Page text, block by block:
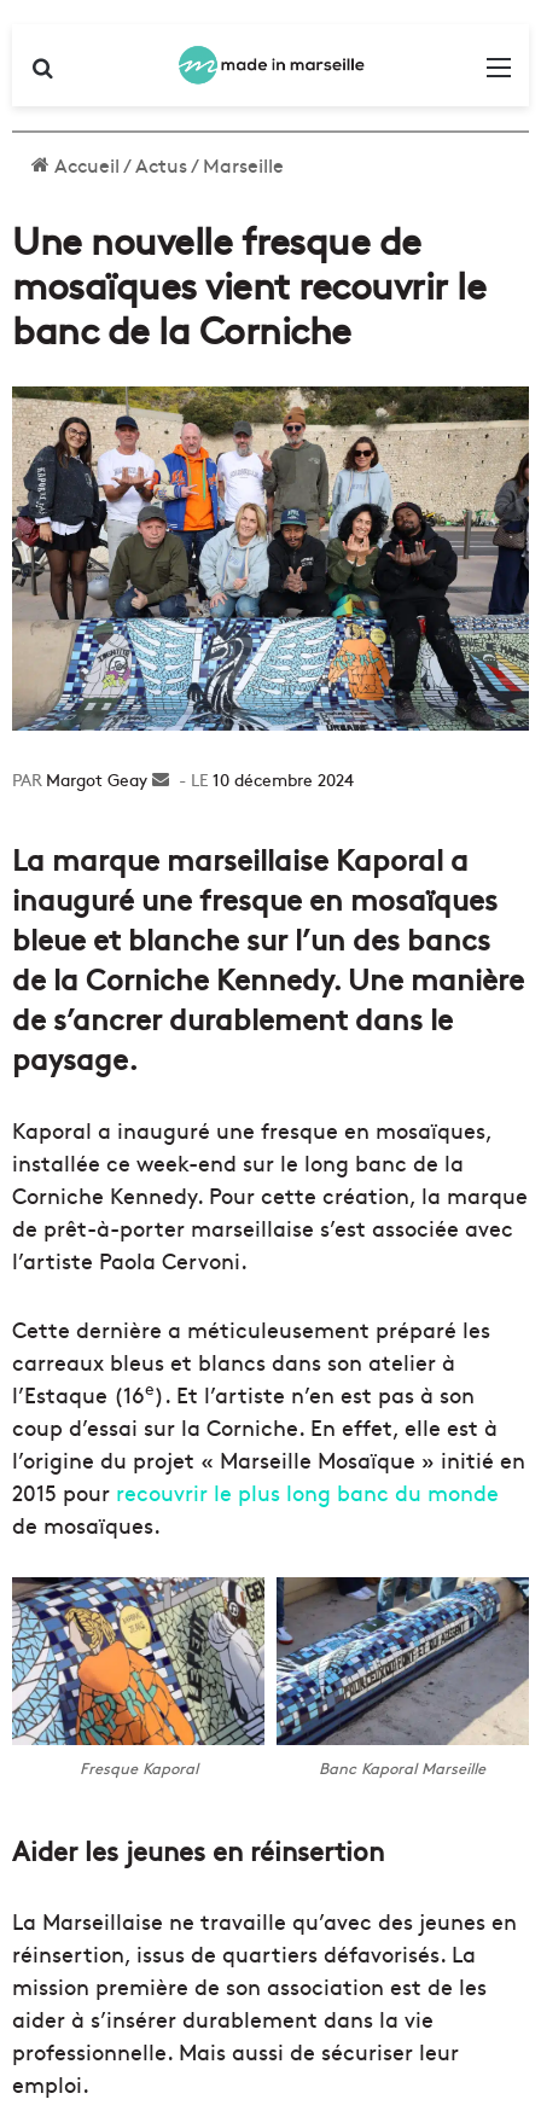
Accueil/Actus/Marseille
Une nouvelle fresque de
mosaïques vient recouvrir le
banc de la Corniche
Margot Geay
Envoyer10 décembre 2024
La marque marseillaise Kaporal a
inauguré une fresque en mosaïques
bleue et blanche sur l’un des bancs
de la Corniche Kennedy. Une manière
de s’ancrer durablement dans le
paysage.
Kaporal a inauguré une fresque en mosaïques,
installée ce week-end sur le long banc de la
Corniche Kennedy. Pour cette création, la marque
de prêt-à-porter marseillaise s’est associée avec
l’artiste Paola Cervoni.
Cette dernière a méticuleusement préparé les
carreaux bleus et blancs dans son atelier à
l’Estaque (16e). Et l’artiste n’en est pas à son
coup d’essai sur la Corniche. En effet, elle est à
l’origine du projet « Marseille Mosaïque » initié en
2015 pour recouvrir le plus long banc du monde
de mosaïques.
Fresque Kaporal Banc Kaporal Marseille
Aider les jeunes en réinsertion
La Marseillaise ne travaille qu’avec des jeunes en
réinsertion, issus de quartiers défavorisés. La
mission première de son association est de les
aider à s’insérer durablement dans la vie
professionnelle. Mais aussi de sécuriser leur
emploi.